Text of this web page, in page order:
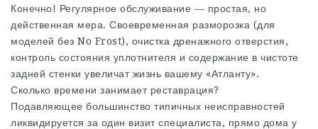
Конечно! Регулярное обслуживание — простая, но
действенная мера. Своевременная разморозка (для
моделей без No Frost), очистка дренажного отверстия,
контроль состояния уплотнителя и содержание в чистоте
задней стенки увеличат жизнь вашему «Атланту».
Сколько времени занимает реставрация?
Подавляющее большинство типичных неисправностей
ликвидируется за один визит специалиста, прямо дома у